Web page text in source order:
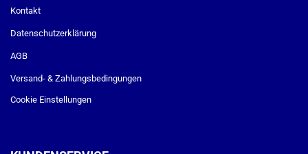
Kontakt
Datenschutzerklärung
AGB
Versand- & Zahlungsbedingungen
Cookie Einstellungen